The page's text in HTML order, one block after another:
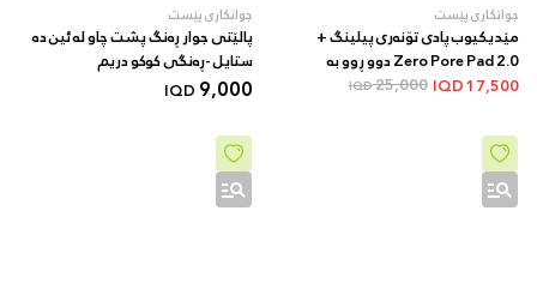
جوانکاری پێست
مێدیکیوب پادی تۆنەری پیلینگ +
Zero Pore Pad 2.0 دوو ڕوو بە
AHA/BHA + 70 دانە
17,500
25,000
IQD
جوانکاری پێست
پالێتی جوار ڕەنگ پشت چاو لە ئین دە
ستایل -ڕەنگی کوکو دریم
9,000
IQD